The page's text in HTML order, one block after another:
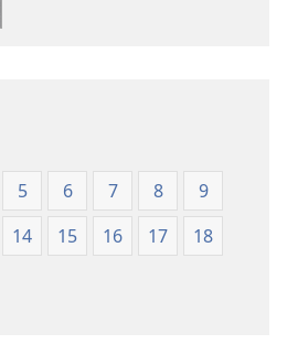
(ревидирано
издање
(ревидирано
издање
5 6 7 8
9
14 15 16 17
18